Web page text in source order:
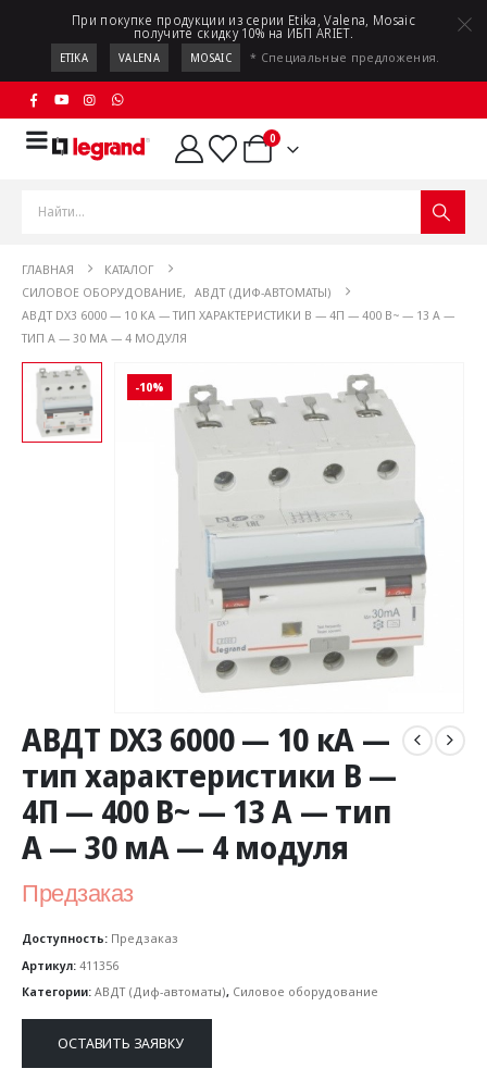
При покупке продукции из серии Etika, Valena, Mosaic
получите скидку 10% на ИБП ARIET.
ETIKA VALENA MOSAIC * Специальные предложения.
0
ГЛАВНАЯ
КАТАЛОГ
СИЛОВОЕ ОБОРУДОВАНИЕ, АВДТ (ДИФ-АВТОМАТЫ)
АВДТ DX3 6000 — 10 КА — ТИП ХАРАКТЕРИСТИКИ B — 4П — 400 В~ — 13 А —
ТИП A — 30 МА — 4 МОДУЛЯ
-10%
АВДТ DX3 6000 — 10 кА —
тип характеристики B —
4П — 400 В~ — 13 А — тип
A — 30 мА — 4 модуля
Предзаказ
Доступность: Предзаказ
Артикул: 411356
Категории: АВДТ (Диф-автоматы), Силовое оборудование
ОСТАВИТЬ ЗАЯВКУ